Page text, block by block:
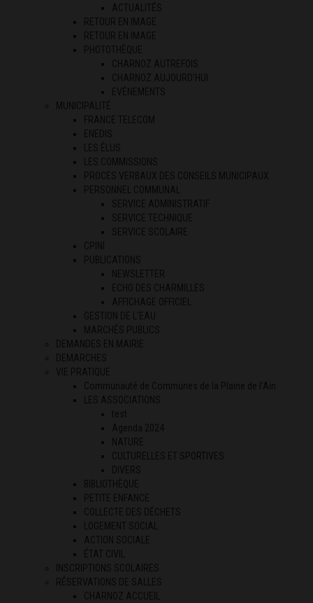
ACTUALITÉS
RETOUR EN IMAGE
RETOUR EN IMAGE
PHOTOTHÈQUE
CHARNOZ AUTREFOIS
CHARNOZ AUJOURD’HUI
EVÉNEMENTS
MUNICIPALITÉ
FRANCE TELECOM
ENEDIS
LES ÉLUS
LES COMMISSIONS
PROCES VERBAUX DES CONSEILS MUNICIPAUX
PERSONNEL COMMUNAL
SERVICE ADMINISTRATIF
SERVICE TECHNIQUE
SERVICE SCOLAIRE
CPINI
PUBLICATIONS
NEWSLETTER
ECHO DES CHARMILLES
AFFICHAGE OFFICIEL
GESTION DE L’EAU
MARCHÉS PUBLICS
DEMANDES EN MAIRIE
DEMARCHES
VIE PRATIQUE
Communauté de Communes de la Plaine de l’Ain
LES ASSOCIATIONS
test
Agenda 2024
NATURE
CULTURELLES ET SPORTIVES
DIVERS
BIBLIOTHÈQUE
PETITE ENFANCE
COLLECTE DES DÉCHETS
LOGEMENT SOCIAL
ACTION SOCIALE
ÉTAT CIVIL
INSCRIPTIONS SCOLAIRES
RÉSERVATIONS DE SALLES
CHARNOZ ACCUEIL